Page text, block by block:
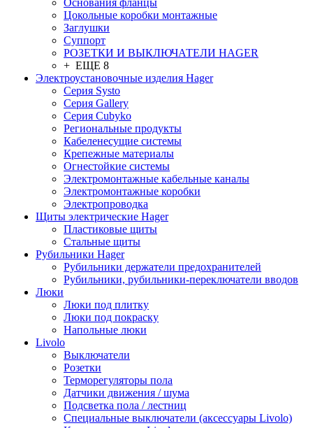
Основания фланцы
Цокольные коробки монтажные
Заглушки
Суппорт
РОЗЕТКИ И ВЫКЛЮЧАТЕЛИ HAGER
+ ЕЩЕ 8
Электроустановочные изделия Hager
Серия Systo
Серия Gallery
Серия Cubyko
Региональные продукты
Кабеленесущие системы
Крепежные материалы
Огнестойкие системы
Электромонтажные кабельные каналы
Электромонтажные коробки
Электропроводка
Щиты электрические Hager
Пластиковые щиты
Стальные щиты
Рубильники Hager
Рубильники держатели предохранителей
Рубильники, рубильники-переключатели вводов
Люки
Люки под плитку
Люки под покраску
Напольные люки
Livolo
Выключатели
Розетки
Терморегуляторы пола
Датчики движения / шума
Подсветка пола / лестниц
Специальные выключатели (аксессуары Livolo)